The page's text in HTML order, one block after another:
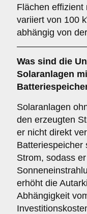
Flächen
variiert von 100
abhängig von
Was sind die
Solaranlagen
Solaranlagen
den erzeugten
er nicht direkt
Batteriespeicher
Strom, sodass
erhöht die
Abhängigkeit